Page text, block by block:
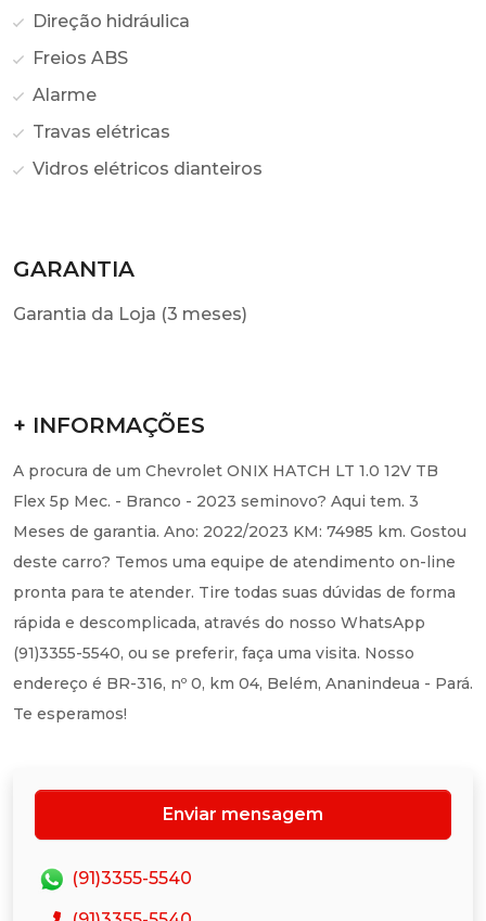
Direção hidráulica
Freios ABS
Alarme
Travas elétricas
Vidros elétricos dianteiros
GARANTIA
Garantia da Loja (3 meses)
+ INFORMAÇÕES
A procura de um Chevrolet ONIX HATCH LT 1.0 12V TB
Flex 5p Mec. - Branco - 2023 seminovo? Aqui tem. 3
Meses de garantia. Ano: 2022/2023 KM: 74985 km. Gostou
deste carro? Temos uma equipe de atendimento on-line
pronta para te atender. Tire todas suas dúvidas de forma
rápida e descomplicada, através do nosso WhatsApp
(91)3355-5540, ou se preferir, faça uma visita. Nosso
endereço é BR-316, nº 0, km 04, Belém, Ananindeua - Pará.
Te esperamos!
Enviar mensagem
(91)3355-5540